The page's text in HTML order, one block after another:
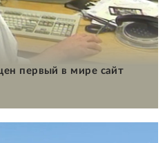
первый в мире сайт